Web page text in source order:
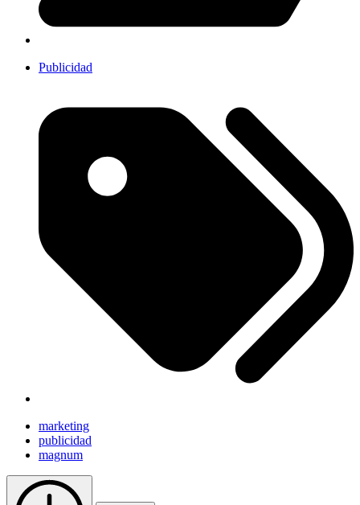
Publicidad
marketing
publicidad
magnum